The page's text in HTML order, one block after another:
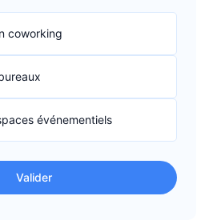
coworking
événementiels
Valider